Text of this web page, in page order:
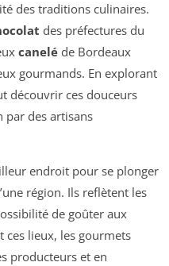
des traditions culinaires.
des préfectures du
canelé de Bordeaux
gourmands. En explorant
découvrir ces douceurs
par des artisans
endroit pour se plonger
région. Ils reflètent les
de goûter aux
ces lieux, les gourmets
producteurs et en